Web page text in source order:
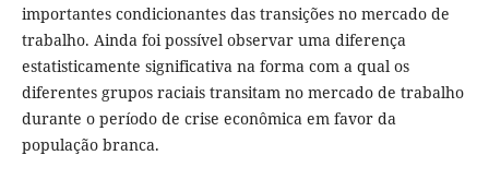
importantes condicionantes das transições no mercado de
trabalho. Ainda foi possível observar uma diferença
estatisticamente significativa na forma com a qual os
diferentes grupos raciais transitam no mercado de trabalho
durante o período de crise econômica em favor da
população branca.